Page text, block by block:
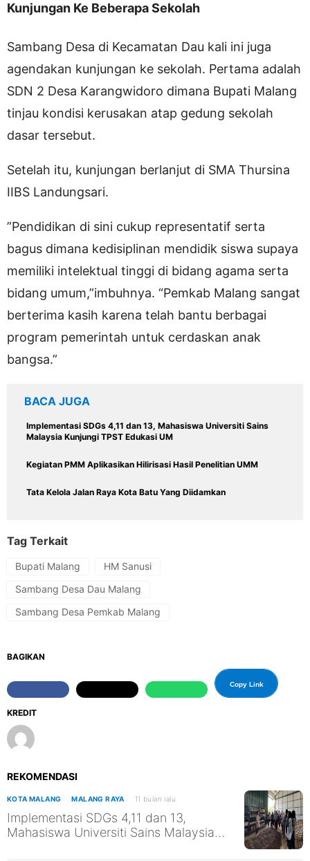
Kunjungan Ke Beberapa Sekolah
Sambang Desa di Kecamatan Dau kali ini juga
agendakan kunjungan ke sekolah. Pertama adalah
SDN 2 Desa Karangwidoro dimana Bupati Malang
tinjau kondisi kerusakan atap gedung sekolah
dasar tersebut.
Setelah itu, kunjungan berlanjut di SMA Thursina
IIBS Landungsari.
”Pendidikan di sini cukup representatif serta
bagus dimana kedisiplinan mendidik siswa supaya
memiliki intelektual tinggi di bidang agama serta
bidang umum,”imbuhnya. “Pemkab Malang sangat
berterima kasih karena telah bantu berbagai
program pemerintah untuk cerdaskan anak
bangsa.”
BACA JUGA
Implementasi SDGs 4,11 dan 13, Mahasiswa Universiti Sains
Malaysia Kunjungi TPST Edukasi UM
Kegiatan PMM Aplikasikan Hilirisasi Hasil Penelitian UMM
Tata Kelola Jalan Raya Kota Batu Yang Diidamkan
Tag Terkait
Bupati Malang
HM Sanusi
Sambang Desa Dau Malang
Sambang Desa Pemkab Malang
KREDIT
BAGIKAN
Copy Link
REKOMENDASI
KOTA MALANG MALANG RAYA 11 bulan lalu
Implementasi SDGs 4,11 dan 13,
Mahasiswa Universiti Sains Malaysia